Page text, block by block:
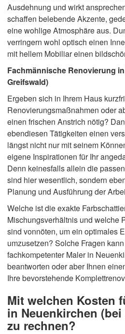
Ausdehnung und wirkt
schaffen belebende Akzente,
eine wohlige Atmosphäre aus.
verringern wohl optisch einen
mit hellem Mobiliar einen
Fachmännische Renovierung
Greifswald)
Ergeben sich in Ihrem Haus
Renovierungsmaßnahmen oder
einen frischen Anstrich nötig?
ebendiesen Tätigkeiten einen
längst nicht nur mit seinem
eigene Inspirationen für Ihr
Denn keinesfalls allein die
sind hier wesentlich, sondern
Planung und Ausführung der
Welche ist die exakte
Mischungsverhältnis und welche
sind vonnöten, um ein optimales
umzusetzen? Solche Fragen
fachkompetenter Maler in
beantworten oder aber Ihnen
Ihre bevorstehende
Mit welchen Kosten
in Neuenkirchen
zu rechnen?